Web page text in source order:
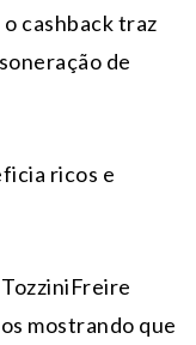
cashback traz
de
ricos e
mostrando que